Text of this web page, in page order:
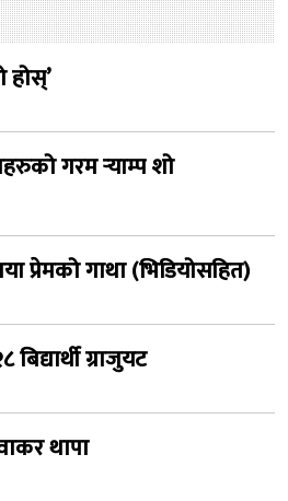
होस्’
गरम र्‍याम्प शो
प्रेमको गाथा (भिडियोसहित)
ग्राजुयट
थापा